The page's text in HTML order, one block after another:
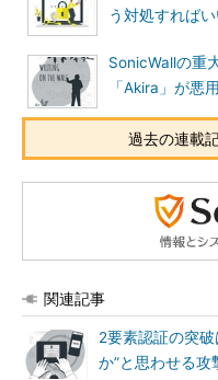
う対処すれば
SonicWallの重
「Akira」が悪
過去の連載
関連記事
2要素認証の突
か”と思わせる攻